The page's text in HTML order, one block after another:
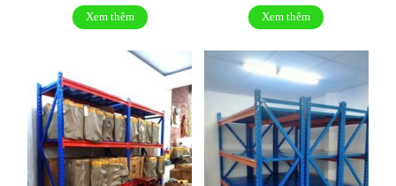
Xem thêm Xem thêm